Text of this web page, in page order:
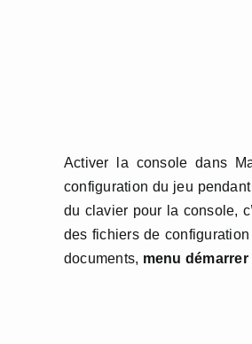
Activer la console dans
configuration du jeu
du clavier pour la console,
des fichiers de
documents, menu démarrer